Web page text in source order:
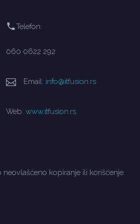
Telefon:
060 0622 292
Email: info@itfusion.rs
Web: www.itfusion.rs
neovlašćeno kopiranje ili korišćenje.